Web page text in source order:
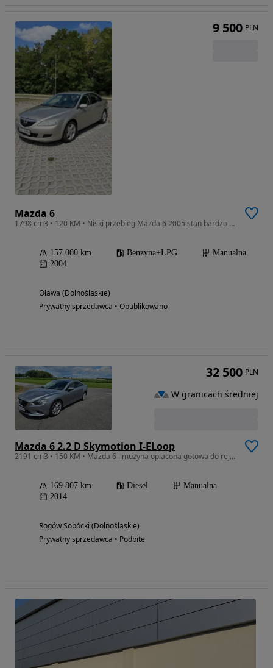
Mazda 6
1798 cm3 • 120 KM • Niski przebieg Mazda 6 2005 stan bardzo dobry
157 000 km Benzyna+LPG
Manualna
2004
Oława (Dolnośląskie)
Prywatny sprzedawca • Opublikowano
9 500 PLN
Mazda 6 2.2 D Skymotion I-ELoop
2191 cm3 • 150 KM • Mazda 6 limuzyna oplacona gotowa do rejestracji
169 807 km Diesel
Manualna
2014
Rogów Sobócki (Dolnośląskie)
Prywatny sprzedawca • Podbite
32 500 PLN
W granicach średniej